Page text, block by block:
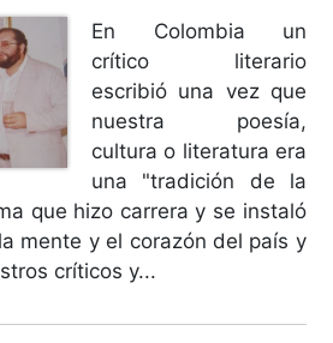
En Colombia un
crítico literario
escribió una vez que
nuestra poesía,
cultura o literatura era
una "tradición de la
que hizo carrera y se instaló
mente y el corazón del país y
críticos y...